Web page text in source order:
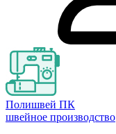
Полишвей ПК
швейное производство